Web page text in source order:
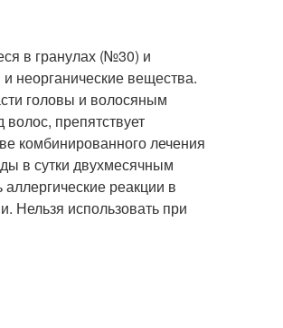
в гранулах (№30) и
неорганические вещества.
головы и волосяным
препятствует
комбинированного лечения
в сутки двухмесячным
реакции в
Нельзя использовать при